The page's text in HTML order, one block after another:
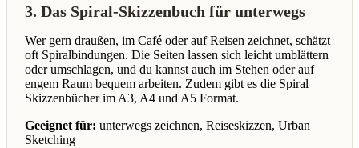
3. Das Spiral-Skizzenbuch für unterwegs
Wer gern draußen, im Café oder auf Reisen zeichnet, schätzt
oft Spiralbindungen. Die Seiten lassen sich leicht umblättern
oder umschlagen, und du kannst auch im Stehen oder auf
engem Raum bequem arbeiten. Zudem gibt es die Spiral
Skizzenbücher im A3, A4 und A5 Format.
Geeignet für: unterwegs zeichnen, Reiseskizzen, Urban
Sketching